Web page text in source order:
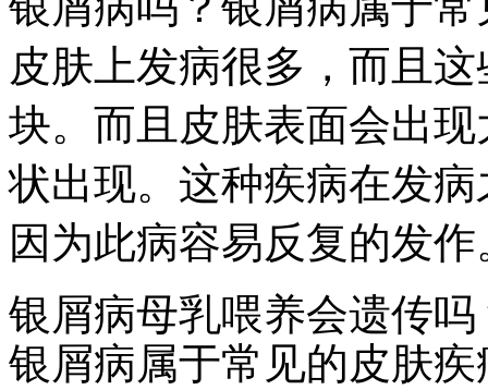
皮肤上发病很多，而且
块。而且皮肤表面会出
状出现。这种疾病在发
因为此病容易反复的发作
银屑病母乳喂养会遗传
银屑病属于常见的皮肤